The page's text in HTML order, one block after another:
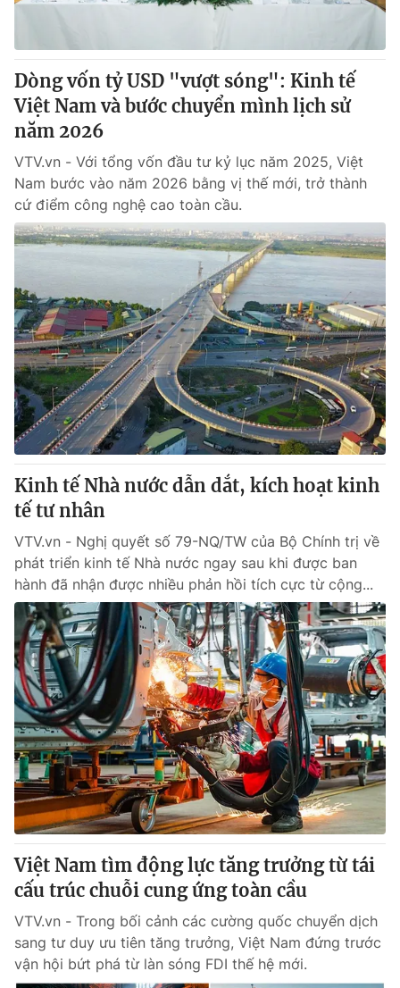
Dòng vốn tỷ USD "vượt sóng": Kinh tế
Việt Nam và bước chuyển mình lịch sử
năm 2026
VTV.vn - Với tổng vốn đầu tư kỷ lục năm 2025, Việt
Nam bước vào năm 2026 bằng vị thế mới, trở thành
cứ điểm công nghệ cao toàn cầu.
Kinh tế Nhà nước dẫn dắt, kích hoạt kinh
tế tư nhân
VTV.vn - Nghị quyết số 79-NQ/TW của Bộ Chính trị về
phát triển kinh tế Nhà nước ngay sau khi được ban
hành đã nhận được nhiều phản hồi tích cực từ cộng...
Việt Nam tìm động lực tăng trưởng từ tái
cấu trúc chuỗi cung ứng toàn cầu
VTV.vn - Trong bối cảnh các cường quốc chuyển dịch
sang tư duy ưu tiên tăng trưởng, Việt Nam đứng trước
vận hội bứt phá từ làn sóng FDI thế hệ mới.